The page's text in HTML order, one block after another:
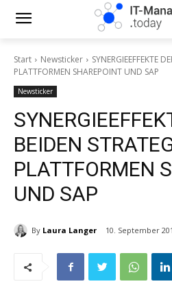
Start Newsticker
SYNERGIEEFFEKTE
PLATTFORMEN SHAREPOINT UND SAP
Newsticker
BEIDEN
PLATTFORMEN
UND SAP
By Laura Langer 10. September